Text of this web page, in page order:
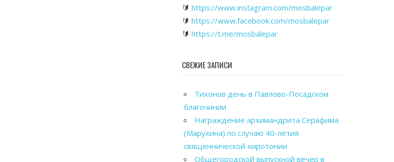
🔰 https://www.instagram.com/mosbalepar
🔰 https://www.facebook.com/mosbalepar
🔰 https://t.me/mosbalepar
СВЕЖИЕ ЗАПИСИ
Тихонов день в Павлово-Посадском
благочинии
Награждение архимандрита Серафима
(Марухина) по случаю 40-летия
священнической хиротонии
Общегородской выпускной вечер в